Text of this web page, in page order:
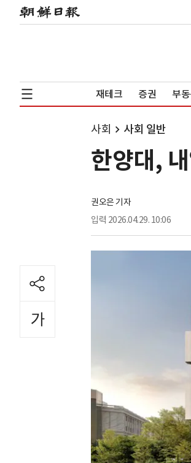
재테크 증권 부
사회 사회 일반
한양대,
권오은 기자
입력 2026.04.29. 10:06